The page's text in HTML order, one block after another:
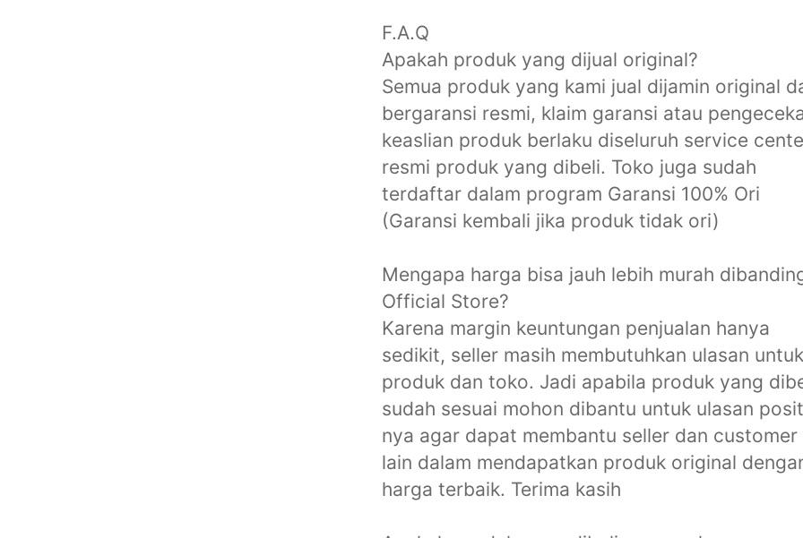
F.A.Q
Apakah produk yang dijual original?
Semua produk yang kami jual dijamin original
bergaransi resmi, klaim garansi atau
keaslian produk berlaku diseluruh service
resmi produk yang dibeli. Toko juga sudah
terdaftar dalam program Garansi 100% Ori
(Garansi kembali jika produk tidak ori)
Mengapa harga bisa jauh lebih murah
Official Store?
Karena margin keuntungan penjualan hanya
sedikit, seller masih membutuhkan ulasan untuk
produk dan toko. Jadi apabila produk yang
sudah sesuai mohon dibantu untuk ulasan
nya agar dapat membantu seller dan customer
lain dalam mendapatkan produk original
harga terbaik. Terima kasih